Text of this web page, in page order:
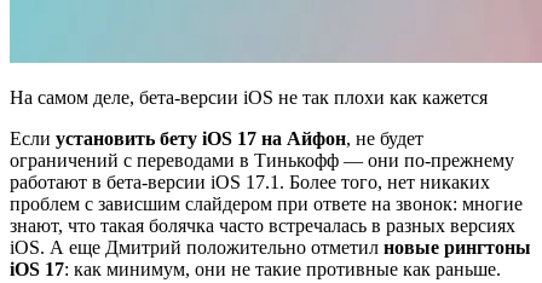
На самом деле, бета-версии iOS не так плохи как кажется
Если установить бету iOS 17 на Айфон, не будет
ограничений с переводами в Тинькофф — они по-прежнему
работают в бета-версии iOS 17.1. Более того, нет никаких
проблем с зависшим слайдером при ответе на звонок: многие
знают, что такая болячка часто встречалась в разных версиях
iOS. А еще Дмитрий положительно отметил новые рингтоны
iOS 17: как минимум, они не такие противные как раньше.